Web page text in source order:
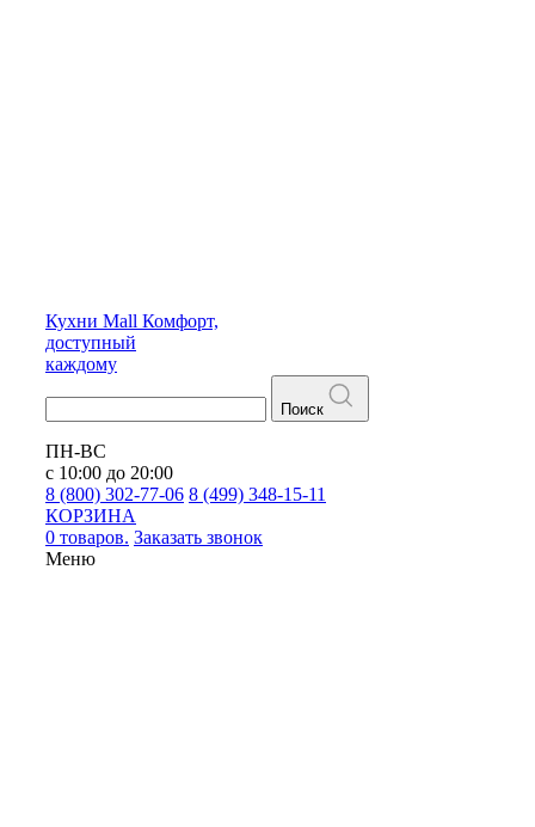
Кухни Mall Комфорт,
доступный
каждому
Поиск
ПН-ВС
с 10:00 до 20:00
8 (800) 302-77-06 8 (499) 348-15-11
КОРЗИНА
0 товаров. Заказать звонок
Меню